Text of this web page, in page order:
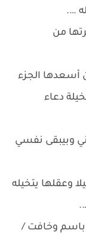
….
من
أسعدها الجزء
دعاء
وبيبقى نفسي
وعقلها يتخيله
وخافت /